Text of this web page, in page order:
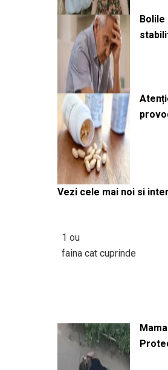
Vezi cele mai noi si
1 ou
faina cat cuprinde